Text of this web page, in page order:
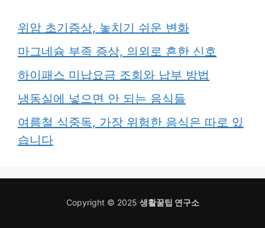
위암 초기증상, 놓치기 쉬운 변화
마그네슘 부족 증상, 의외로 흔한 신호
하이패스 미납요금 조회와 납부 방법
냉동실에 넣으면 안 되는 음식들
여름철 식중독, 가장 위험한 음식은 따로 있
습니다
Copyright © 2025 생활꿀팁 연구소